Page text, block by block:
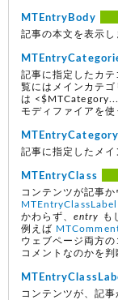
MTEntryBody
記事の本文を表示し
記事に指定したカ
覧にはメインカテ
は
モディファイアを
MTEntryCategory
記事に指定したメイ
MTEntryClass
コンテンツが記事か
MTEntryClassLabel
かわらず、entry も
例えば
ウェブページ両方
コメントなのかを判
コンテンツが、記